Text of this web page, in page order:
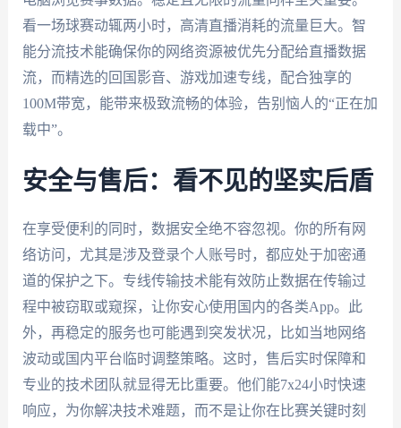
看一场球赛动辄两小时，高清直播消耗的流量巨大。智
能分流技术能确保你的网络资源被优先分配给直播数据
流，而精选的回国影音、游戏加速专线，配合独享的
100M带宽，能带来极致流畅的体验，告别恼人的“正在加
载中”。
安全与售后：看不见的坚实后盾
在享受便利的同时，数据安全绝不容忽视。你的所有网
络访问，尤其是涉及登录个人账号时，都应处于加密通
道的保护之下。专线传输技术能有效防止数据在传输过
程中被窃取或窥探，让你安心使用国内的各类App。此
外，再稳定的服务也可能遇到突发状况，比如当地网络
波动或国内平台临时调整策略。这时，售后实时保障和
专业的技术团队就显得无比重要。他们能7x24小时快速
响应，为你解决技术难题，而不是让你在比赛关键时刻